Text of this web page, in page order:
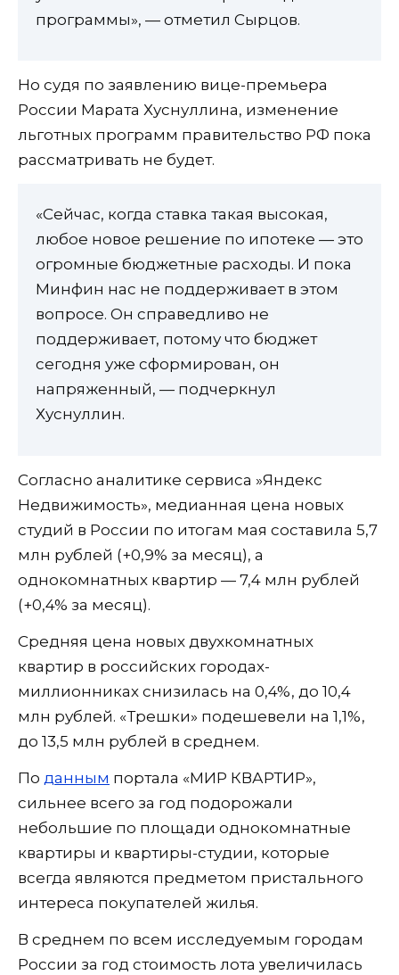
программы», — отметил Сырцов.
Но судя по заявлению вице-премьера
России Марата Хуснуллина, изменение
льготных программ правительство РФ пока
рассматривать не будет.
«Сейчас, когда ставка такая высокая,
любое новое решение по ипотеке — это
огромные бюджетные расходы. И пока
Минфин нас не поддерживает в этом
вопросе. Он справедливо не
поддерживает, потому что бюджет
сегодня уже сформирован, он
напряженный, — подчеркнул
Хуснуллин.
Согласно аналитике сервиса »Яндекс
Недвижимость», медианная цена новых
студий в России по итогам мая составила 5,7
млн рублей (+0,9% за месяц), а
однокомнатных квартир — 7,4 млн рублей
(+0,4% за месяц).
Средняя цена новых двухкомнатных
квартир в российских городах-
миллионниках снизилась на 0,4%, до 10,4
млн рублей. «Трешки» подешевели на 1,1%,
до 13,5 млн рублей в среднем.
По данным портала «МИР КВАРТИР»,
сильнее всего за год подорожали
небольшие по площади однокомнатные
квартиры и квартиры-студии, которые
всегда являются предметом пристального
интереса покупателей жилья.
В среднем по всем исследуемым городам
России за год стоимость лота увеличилась